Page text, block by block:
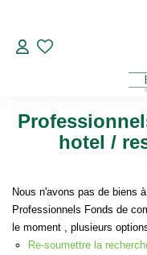
Restaurant
Modifier
Sélectionnez...
Type de bien
Créer une alerte
hotel /
Nous n'avons pas de biens
Professionnels Fonds de
le moment , plusieurs
Re-soumettre la